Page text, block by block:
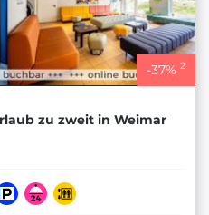
-37% 2
zu zweit in Weimar